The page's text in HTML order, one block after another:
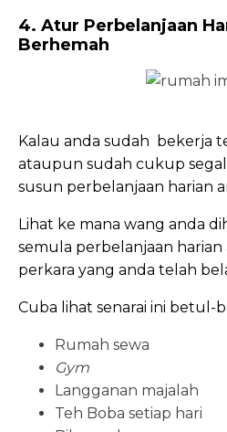
4. Atur Perbelanjaan
Berhemah
Kalau anda sudah bekerja
ataupun sudah cukup
susun perbelanjaan harian
Lihat ke mana wang anda
semula perbelanjaan harian
perkara yang anda telah
Cuba lihat senarai ini betul-
Rumah sewa
Gym
Langganan majalah
Teh Boba setiap hari